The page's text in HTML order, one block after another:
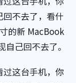
不去了，看什
的新 MacBook
己回不去了。
过这台手机，你